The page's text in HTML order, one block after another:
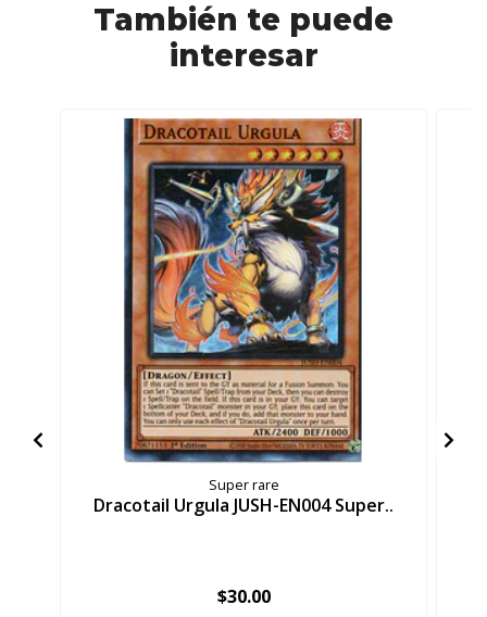
También te puede
interesar
Super rare
Dracotail Urgula JUSH-EN004 Super..
$30.00